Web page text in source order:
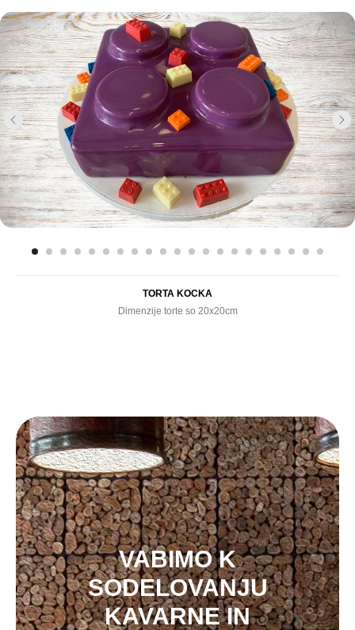
TORTA KOCKA
Dimenzije torte so 20x20cm
VABIMO K
SODELOVANJU
KAVARNE IN